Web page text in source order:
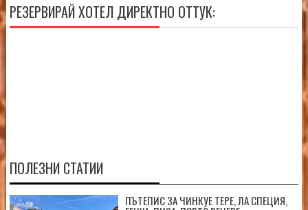
РЕЗЕРВИРАЙ ХОТЕЛ ДИРЕКТНО ОТТУК:
ПОЛЕЗНИ СТАТИИ
ПЪТЕПИС ЗА ЧИНКУЕ ТЕРЕ, ЛА СПЕЦИЯ,